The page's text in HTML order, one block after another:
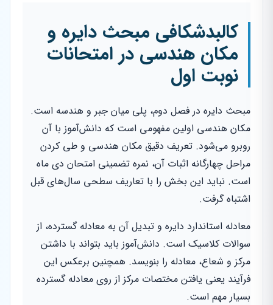
کالبدشکافی مبحث دایره و
مکان هندسی در امتحانات
نوبت اول
مبحث دایره در فصل دوم، پلی میان جبر و هندسه است.
مکان هندسی اولین مفهومی است که دانش‌آموز با آن
روبرو می‌شود. تعریف دقیق مکان هندسی و طی کردن
مراحل چهارگانه اثبات آن، نمره تضمینی امتحان دی ماه
است. نباید این بخش را با تعاریف سطحی سال‌های قبل
اشتباه گرفت.
معادله استاندارد دایره و تبدیل آن به معادله گسترده، از
سوالات کلاسیک است. دانش‌آموز باید بتواند با داشتن
مرکز و شعاع، معادله را بنویسد. همچنین برعکس این
فرآیند یعنی یافتن مختصات مرکز از روی معادله گسترده
بسیار مهم است.